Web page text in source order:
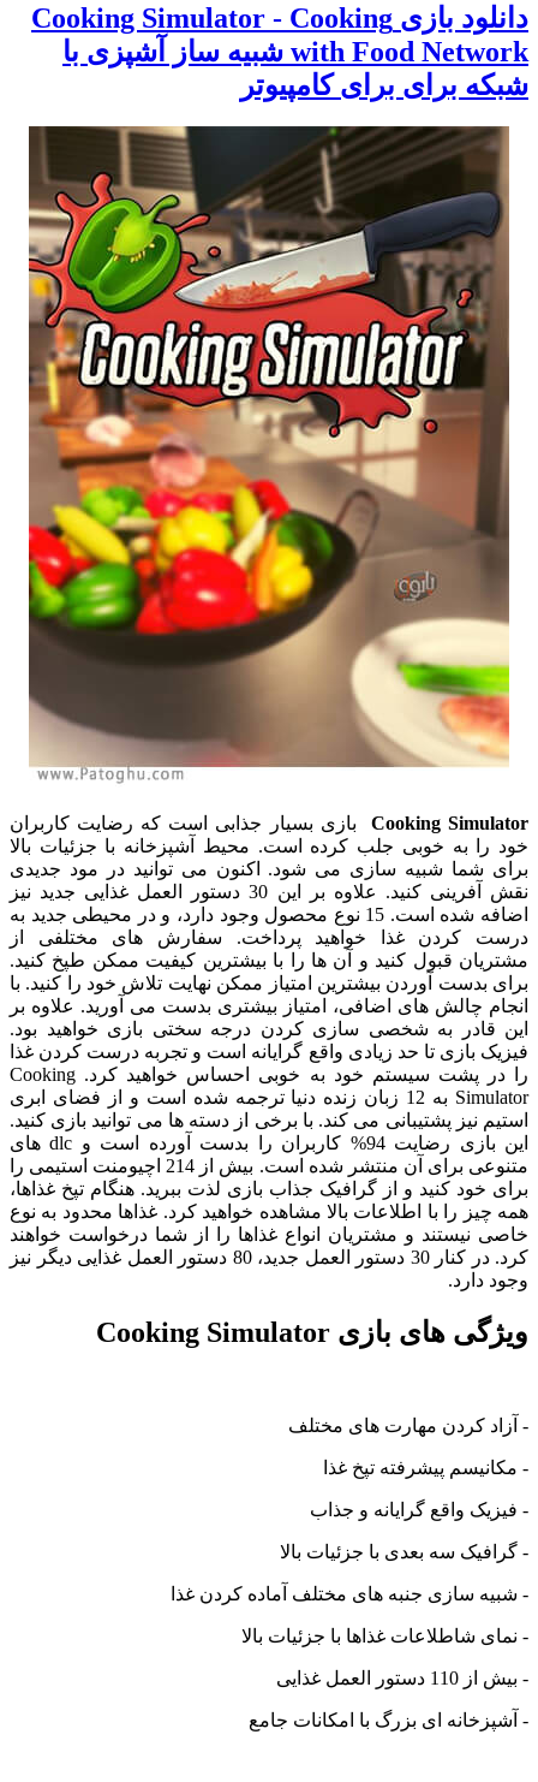
دانلود بازی Cooking Simulator - Cooking
with Food Network شبیه ساز آشپزی با
شبکه برای برای کامپیوتر
Cooking Simulator بازی بسیار جذابی است که رضایت کاربران
خود را به خوبی جلب کرده است. محیط آشپزخانه با جزئیات بالا
برای شما شبیه سازی می شود. اکنون می توانید در مود جدیدی
نقش آفرینی کنید. علاوه بر این 30 دستور العمل غذایی جدید نیز
اضافه شده است. 15 نوع محصول وجود دارد، و در محیطی جدید به
درست کردن غذا خواهید پرداخت. سفارش های مختلفی از
مشتریان قبول کنید و آن ها را با بیشترین کیفیت ممکن طپخ کنید.
برای بدست آوردن بیشترین امتیاز ممکن نهایت تلاش خود را کنید. با
انجام چالش های اضافی، امتیاز بیشتری بدست می آورید. علاوه بر
این قادر به شخصی سازی کردن درجه سختی بازی خواهید بود.
فیزیک بازی تا حد زیادی واقع گرایانه است و تجربه درست کردن غذا
را در پشت سیستم خود به خوبی احساس خواهید کرد. Cooking
Simulator به 12 زبان زنده دنیا ترجمه شده است و از فضای ابری
استیم نیز پشتیبانی می کند. با برخی از دسته ها می توانید بازی کنید.
این بازی رضایت 94% کاربران را بدست آورده است و dlc های
متنوعی برای آن منتشر شده است. بیش از 214 اچیومنت استیمی را
برای خود کنید و از گرافیک جذاب بازی لذت ببرید. هنگام تپخ غذاها،
همه چیز را با اطلاعات بالا مشاهده خواهید کرد. غذاها محدود به نوع
خاصی نیستند و مشتریان انواع غذاها را از شما درخواست خواهند
کرد. در کنار 30 دستور العمل جدید، 80 دستور العمل غذایی دیگر نیز
وجود دارد.
ویژگی های بازی Cooking Simulator
- آزاد کردن مهارت های مختلف
- مکانیسم پیشرفته تپخ غذا
- فیزیک واقع گرایانه و جذاب
- گرافیک سه بعدی با جزئیات بالا
- شبیه سازی جنبه های مختلف آماده کردن غذا
- نمای شاطلاعات غذاها با جزئیات بالا
- بیش از 110 دستور العمل غذایی
- آشپزخانه ای بزرگ با امکانات جامع